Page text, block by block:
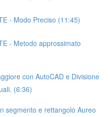
- Modo Preciso (11:45)
- Metodo approssimato
con AutoCAD e Divisione
(6:36)
segmento e rettangolo Aureo